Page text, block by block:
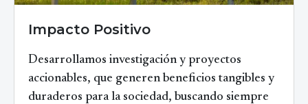
Impacto Positivo
Desarrollamos investigación y proyectos
accionables, que generen beneficios tangibles y
duraderos para la sociedad, buscando siempre